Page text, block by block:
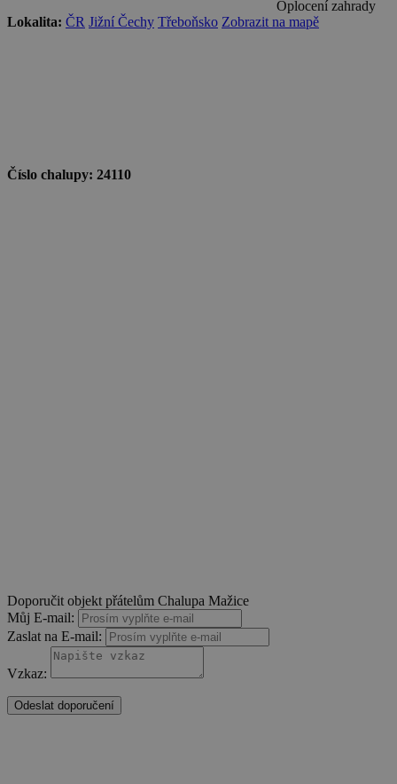
Oplocení zahrady
Lokalita: ČR Jižní Čechy Třeboňsko Zobrazit na mapě
Číslo chalupy: 24110
Doporučit objekt přátelům Chalupa Mažice
Můj E-mail:
Zaslat na E-mail:
Vzkaz:
Odeslat doporučení